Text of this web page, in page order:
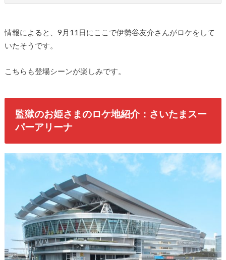
情報によると、9月11日にここで伊勢谷友介さんがロケをして
いたそうです。
こちらも登場シーンが楽しみです。
監獄のお姫さまのロケ地紹介：さいたまスー
パーアリーナ